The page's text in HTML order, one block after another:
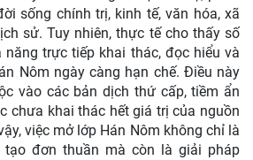
sống chính trị, kinh tế, văn hóa, xã
sử. Tuy nhiên, thực tế cho thấy số
năng trực tiếp khai thác, đọc hiểu và
Nôm ngày càng hạn chế. Điều này
vào các bản dịch thứ cấp, tiềm ẩn
chưa khai thác hết giá trị của nguồn
việc mở lớp Hán Nôm không chỉ là
đơn thuần mà còn là giải pháp